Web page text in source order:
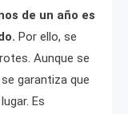
de un año es
Por ello, se
Aunque se
garantiza que
Es